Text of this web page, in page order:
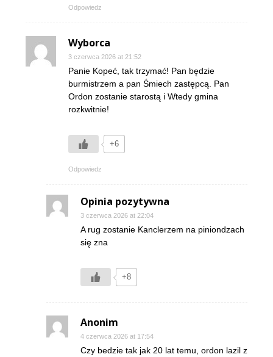
Odpowiedz
Wyborca
3 czerwca 2026 at 21:52
Panie Kopeć, tak trzymać! Pan będzie
burmistrzem a pan Śmiech zastępcą. Pan
Ordon zostanie starostą i Wtedy gmina
rozkwitnie!
+6
Odpowiedz
Opinia pozytywna
3 czerwca 2026 at 22:04
A rug zostanie Kanclerzem na piniondzach
się zna
+8
Anonim
4 czerwca 2026 at 17:54
Czy bedzie tak jak 20 lat temu, ordon lazil z